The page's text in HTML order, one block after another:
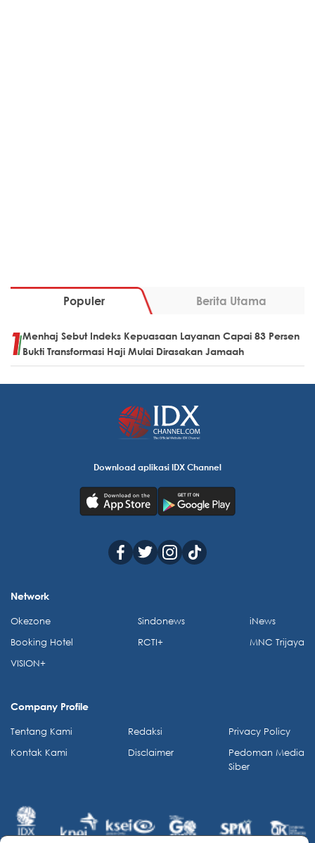
Populer Berita Utama
Menhaj Sebut Indeks Kepuasaan Layanan Capai 83 Persen
Bukti Transformasi Haji Mulai Dirasakan Jamaah
Download aplikasi IDX Channel
Network
Okezone
Booking Hotel
VISION+
Sindonews
RCTI+
iNews
MNC Trijaya
Company Profile
Tentang Kami
Kontak Kami
Redaksi
Disclaimer
Privacy Policy
Pedoman Media
Siber